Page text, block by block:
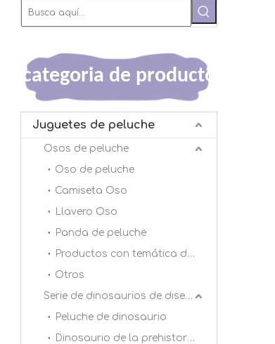
categoria de producto
Juguetes de peluche
Osos de peluche
Oso de peluche
Camiseta Oso
Llavero Oso
Panda de peluche
Productos con temática de panda
Otros
Serie de dinosaurios de diseño original DAC
Peluche de dinosaurio
Dinosaurio de la prehistoria